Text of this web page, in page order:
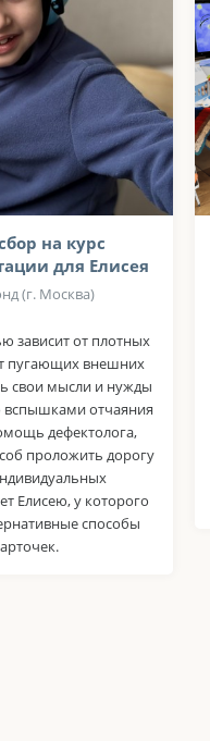
на курс
для Елисея
(г. Москва)
зависит от плотных
пугающих внешних
свои мысли и нужды
вспышками отчаяния
дефектолога,
проложить дорогу
Елисею, у которого
способы